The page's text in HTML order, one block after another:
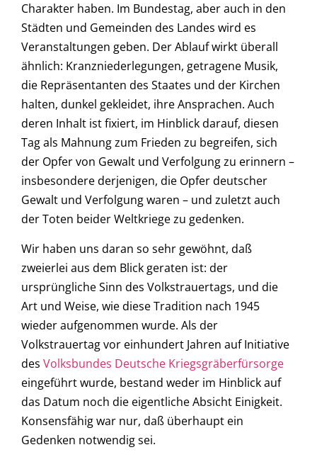
Charakter haben. Im Bundestag, aber auch in den
Städten und Gemeinden des Landes wird es
Veranstaltungen geben. Der Ablauf wirkt überall
ähnlich: Kranzniederlegungen, getragene Musik,
die Repräsentanten des Staates und der Kirchen
halten, dunkel gekleidet, ihre Ansprachen. Auch
deren Inhalt ist fixiert, im Hinblick darauf, diesen
Tag als Mahnung zum Frieden zu begreifen, sich
der Opfer von Gewalt und Verfolgung zu erinnern –
insbesondere derjenigen, die Opfer deutscher
Gewalt und Verfolgung waren – und zuletzt auch
der Toten beider Weltkriege zu gedenken.
Wir haben uns daran so sehr gewöhnt, daß
zweierlei aus dem Blick geraten ist: der
ursprüngliche Sinn des Volkstrauertags, und die
Art und Weise, wie diese Tradition nach 1945
wieder aufgenommen wurde. Als der
Volkstrauertag vor einhundert Jahren auf Initiative
des Volksbundes Deutsche Kriegsgräberfürsorge
eingeführt wurde, bestand weder im Hinblick auf
das Datum noch die eigentliche Absicht Einigkeit.
Konsensfähig war nur, daß überhaupt ein
Gedenken notwendig sei.